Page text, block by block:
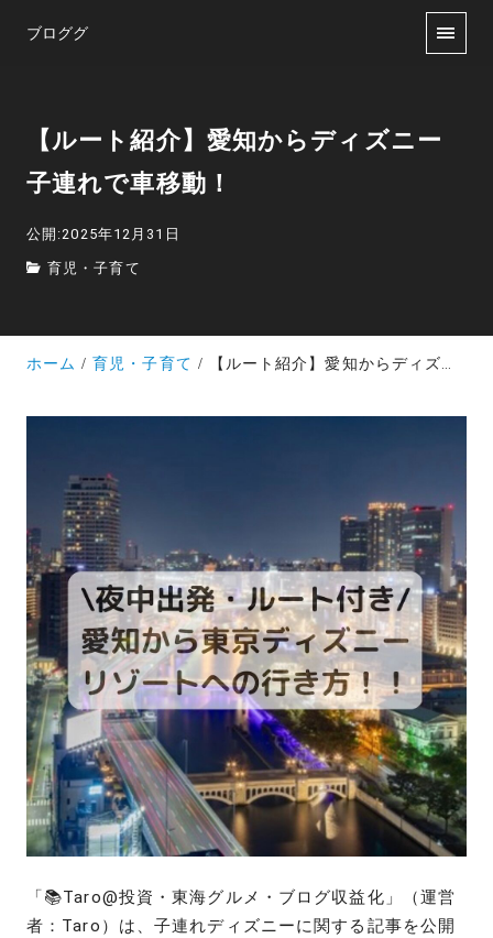
ブロググ
【ルート紹介】愛知からディズニー
子連れで車移動！
公開:2025年12月31日
育児・子育て
ホーム 育児・子育て 【ルート紹介】愛知からディズニー 子連れで車移動！
「📚Taro@投資・東海グルメ・ブログ収益化」（運営
者：Taro）は、子連れディズニーに関する記事を公開